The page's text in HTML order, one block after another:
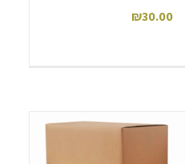
₪30.00